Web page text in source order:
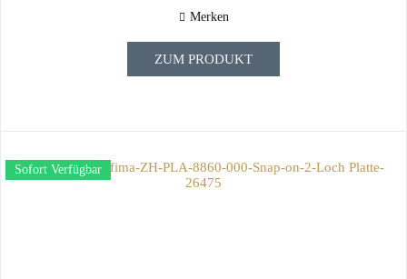
Merken
ZUM PRODUKT
Sofort Verfügbar